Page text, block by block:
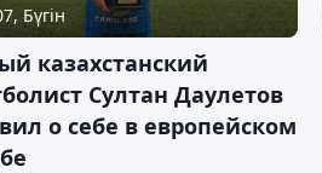
Бүгін
казахстанский
Султан Даулетов
о себе в европейском